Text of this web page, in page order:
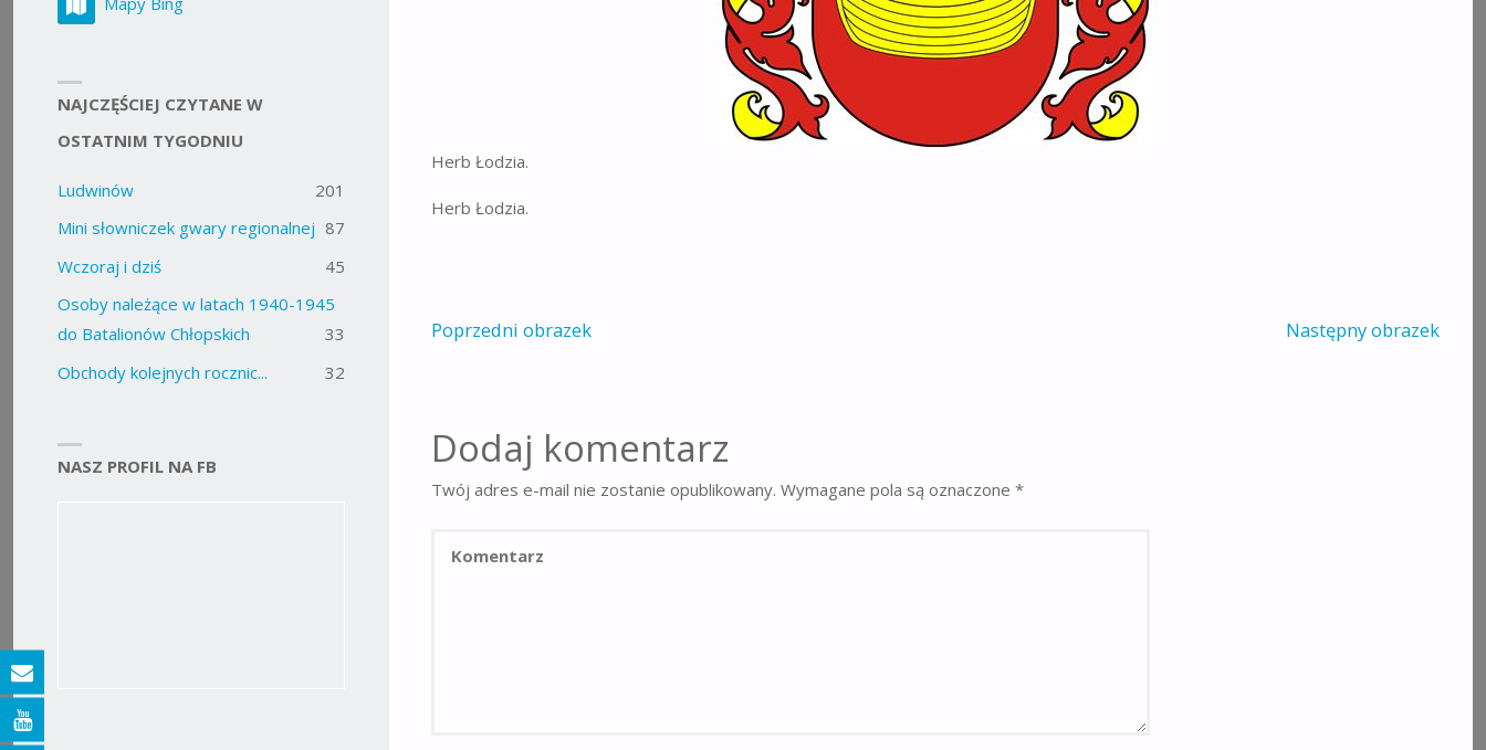
Herb Łodzia.
Herb Łodzia.
Poprzedni obrazek Następny obrazek
Dodaj komentarz
Twój adres e-mail nie zostanie opublikowany. Wymagane pola są oznaczone *
NAJCZĘŚCIEJ CZYTANE W
OSTATNIM TYGODNIU
Ludwinów
201
Mini słowniczek gwary regionalnej 87
Wczoraj i dziś
45
Osoby należące w latach 1940-1945
do Batalionów Chłopskich
33
Obchody kolejnych rocznic...
32
NASZ PROFIL NA FB